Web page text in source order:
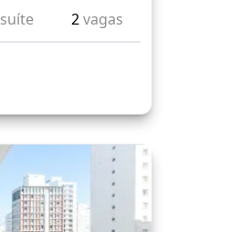
suíte 2vagas